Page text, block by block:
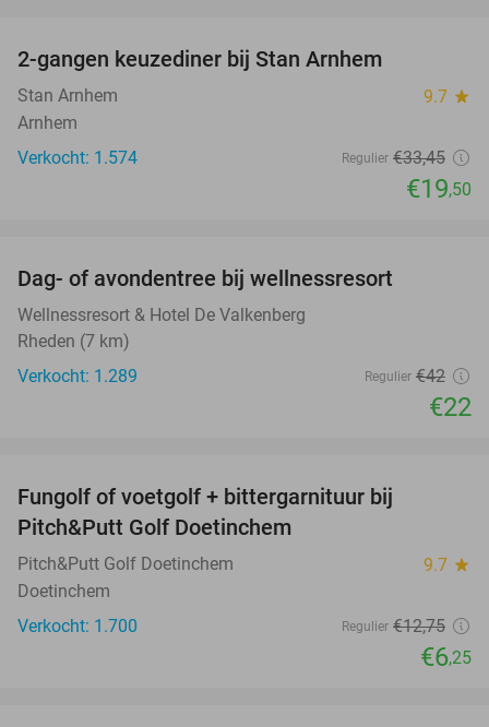
2-gangen keuzediner bij Stan Arnhem
Stan Arnhem 9.7 star
Arnhem
Verkocht: 1.574
Regulier €33,45
€19,50
Dag- of avondentree bij wellnessresort
Wellnessresort & Hotel De Valkenberg
Rheden (7 km)
Verkocht: 1.289
Regulier €42
€22
Fungolf of voetgolf + bittergarnituur bij
Pitch&Putt Golf Doetinchem
Pitch&Putt Golf Doetinchem 9.7 star
Doetinchem
Verkocht: 1.700
Regulier €12,75
€6,25